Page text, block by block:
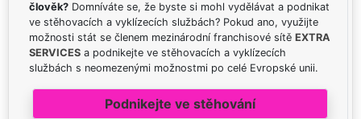
člověk? Domníváte se, že byste si mohl vydělávat a podnikat
ve stěhovacích a vyklízecích službách? Pokud ano, využijte
možnosti stát se členem mezinárodní franchisové sítě EXTRA
SERVICES a podnikejte ve stěhovacích a vyklízecích
službách s neomezenými možnostmi po celé Evropské unii.
Podnikejte ve stěhování